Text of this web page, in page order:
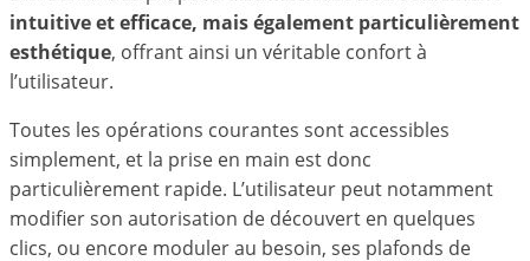
intuitive et efficace, mais également particulièrement
esthétique, offrant ainsi un véritable confort à
l’utilisateur.
Toutes les opérations courantes sont accessibles
simplement, et la prise en main est donc
particulièrement rapide. L’utilisateur peut notamment
modifier son autorisation de découvert en quelques
clics, ou encore moduler au besoin, ses plafonds de